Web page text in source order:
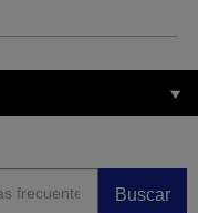
Buscar